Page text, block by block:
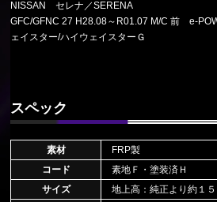
NISSAN セレナ／SERENA
GFC/GFNC 27 H28.08～R01.07 M/C 前 e-
ェイスター/ハイウェイスターＧ
スペック
素材
FRP製
コード
素地Ｆ・塗装済Ｈ
サイズ
地上高：純正より約１